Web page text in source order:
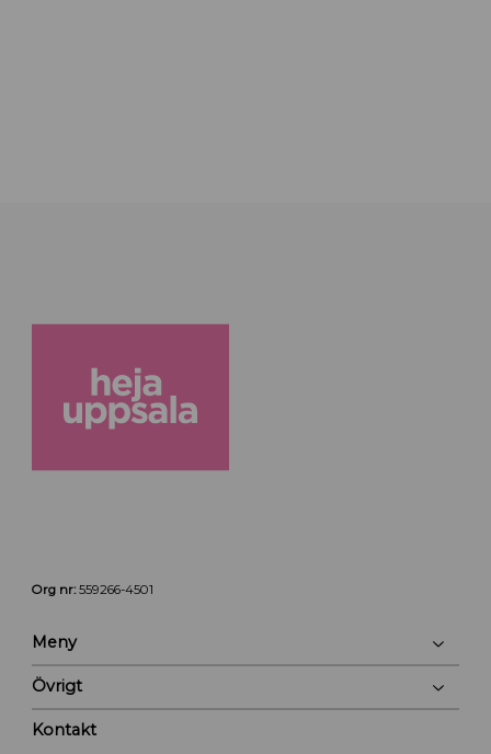
Org nr:559266-4501
Meny
Övrigt
Kontakt